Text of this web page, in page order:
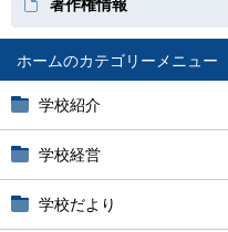
ホーム
学校紹介
学校経営
学校だより
著作権情報